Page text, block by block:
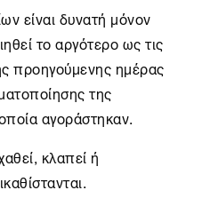
είναι δυνατή μόνον
το αργότερο ως τις
προηγούμενης ημέρας
της
αγοράστηκαν.
κλαπεί ή